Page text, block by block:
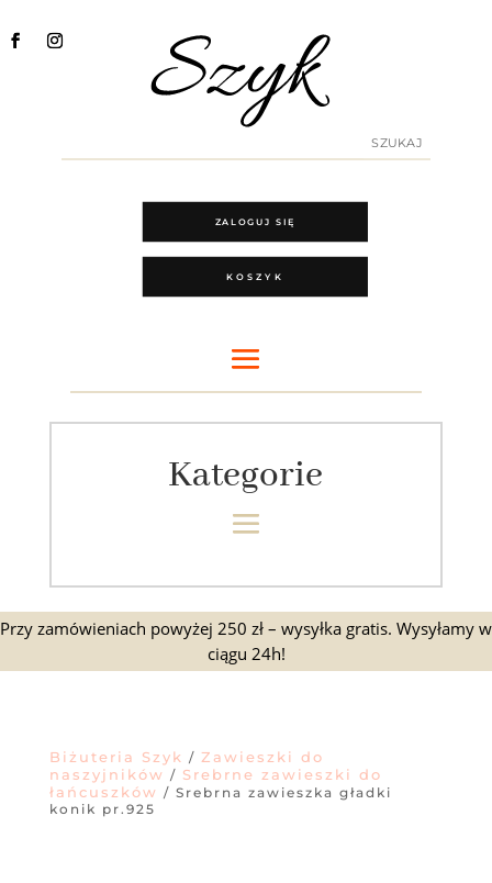
ZALOGUJ SIĘ
KOSZYK
Kategorie
Przy zamówieniach powyżej 250 zł – wysyłka gratis. Wysyłamy w
ciągu 24h!
Biżuteria Szyk / Zawieszki do
naszyjników / Srebrne zawieszki do
łańcuszków / Srebrna zawieszka gładki
konik pr.925